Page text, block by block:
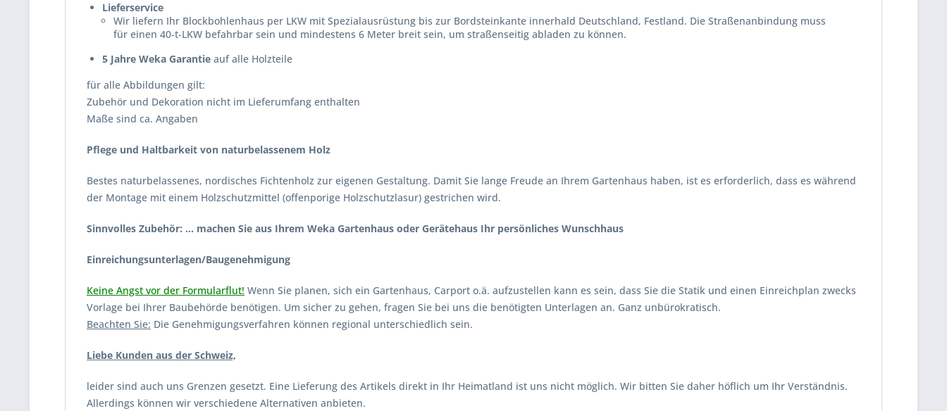
Lieferservice
Wir liefern Ihr Blockbohlenhaus per LKW mit Spezialausrüstung bis zur Bordsteinkante innerhald Deutschland, Festland. Die Straßenanbindung muss
für einen 40-t-LKW befahrbar sein und mindestens 6 Meter breit sein, um straßenseitig abladen zu können.
5 Jahre Weka Garantie auf alle Holzteile
für alle Abbildungen gilt:
Zubehör und Dekoration nicht im Lieferumfang enthalten
Maße sind ca. Angaben
Pflege und Haltbarkeit von naturbelassenem Holz
Bestes naturbelassenes, nordisches Fichtenholz zur eigenen Gestaltung. Damit Sie lange Freude an Ihrem Gartenhaus haben, ist es erforderlich, dass es während
der Montage mit einem Holzschutzmittel (offenporige Holzschutzlasur) gestrichen wird.
Sinnvolles Zubehör: ... machen Sie aus Ihrem Weka Gartenhaus oder Gerätehaus Ihr persönliches Wunschhaus
Einreichungsunterlagen/Baugenehmigung
Keine Angst vor der Formularflut! Wenn Sie planen, sich ein Gartenhaus, Carport o.ä. aufzustellen kann es sein, dass Sie die Statik und einen Einreichplan zwecks
Vorlage bei Ihrer Baubehörde benötigen. Um sicher zu gehen, fragen Sie bei uns die benötigten Unterlagen an. Ganz unbürokratisch.
Beachten Sie: Die Genehmigungsverfahren können regional unterschiedlich sein.
Liebe Kunden aus der Schweiz,
leider sind auch uns Grenzen gesetzt. Eine Lieferung des Artikels direkt in Ihr Heimatland ist uns nicht möglich. Wir bitten Sie daher höflich um Ihr Verständnis.
Allerdings können wir verschiedene Alternativen anbieten.